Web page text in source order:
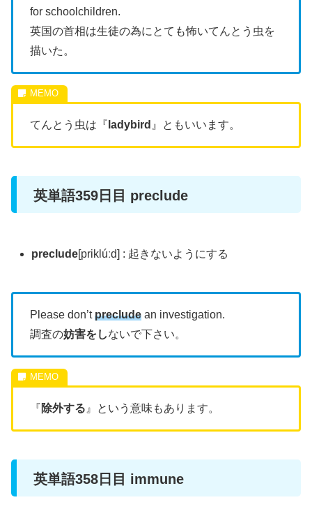
for schoolchildren.
英国の首相は生徒の為にとても怖いてんとう虫を
描いた。
てんとう虫は『 ladybird 』ともいいます。
英単語359日目 preclude
preclude[priklúːd] : 起きないようにする
Please don’tpreclude an investigation.
調査の妨害をしないで下さい。
『除外する 』という意味もあります。
英単語358日目 immune